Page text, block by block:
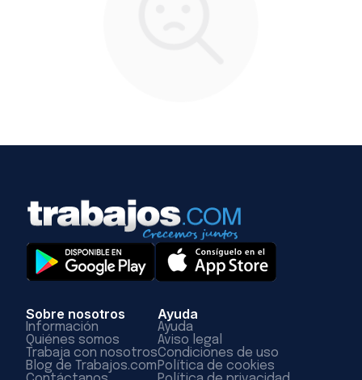
Sobre nosotros
Información
Quiénes somos
Trabaja con nosotros
Blog de Trabajos.com
Ayuda
Ayuda
Aviso legal
Condiciones de uso
Política de cookies